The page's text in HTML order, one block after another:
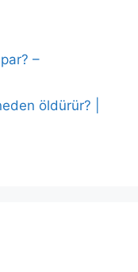
–
öldürür? |